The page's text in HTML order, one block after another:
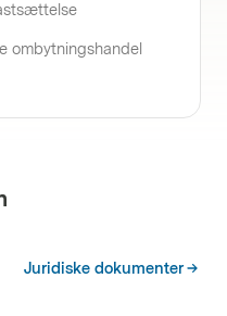
ombytningshandel
Juridiske dokumenter